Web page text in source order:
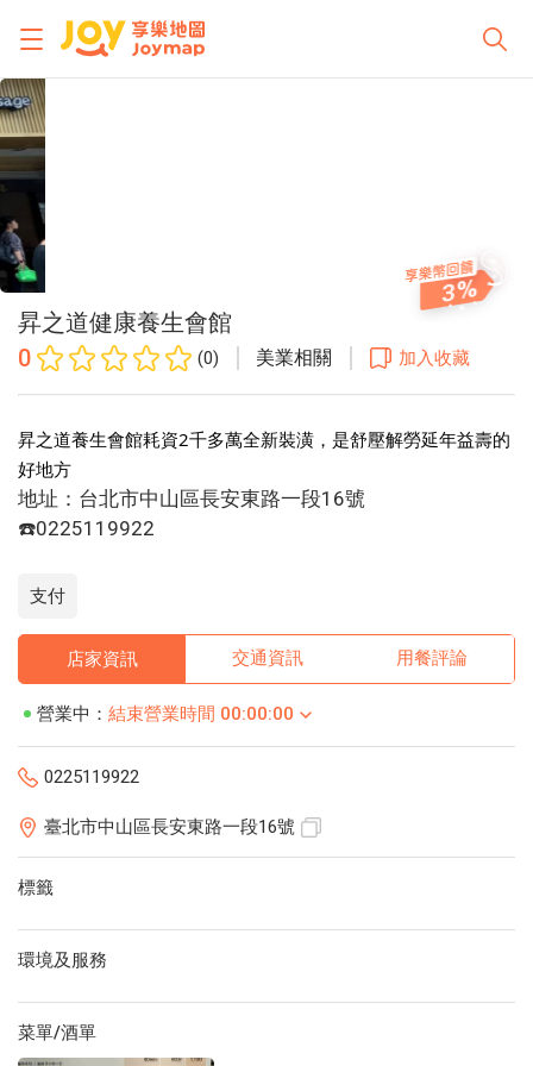
昇之道健康養生會館
0
(0) 美業相關 加入收藏
3
昇之道養生會館耗資2千多萬全新裝潢，是舒壓解勞延年益壽的
好地方
地址：台北市中山區長安東路一段16號
☎️0225119922
支付
店家資訊 交通資訊 用餐評論
營業中： 結束營業時間 00:00:00
0225119922
臺北市中山區長安東路一段16號
標籤
環境及服務
菜單/酒單